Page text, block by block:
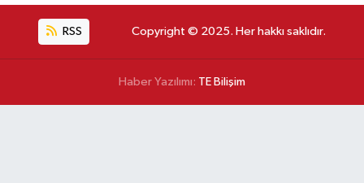
RSS Copyright © 2025. Her hakkı saklıdır.
Haber Yazılımı: TE Bilişim